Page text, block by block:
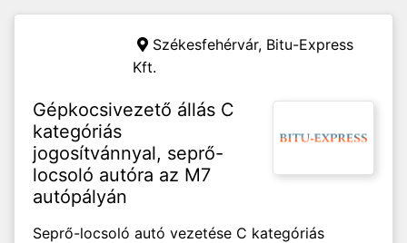
Székesfehérvár, Bitu-Express
Kft.
Gépkocsivezető állás C
kategóriás
jogosítvánnyal, seprő-
locsoló autóra az M7
autópályán
Seprő-locsoló autó vezetése C kategóriás